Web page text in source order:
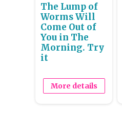
The Lump of
Worms Will
Come Out of
You in The
Morning. Try
it
More details